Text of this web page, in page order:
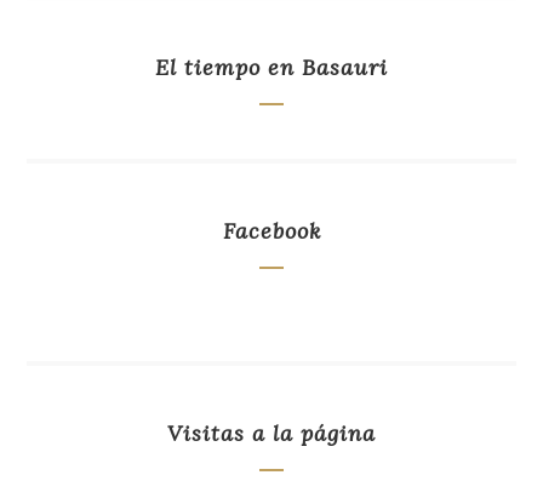
El tiempo en Basauri
Facebook
Visitas a la página